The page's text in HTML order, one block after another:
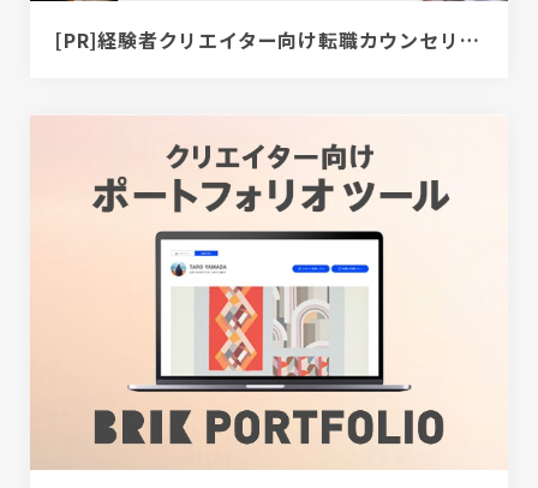
[PR]経験者クリエイター向け転職カウンセリング｜デザイナー / ディレクター / エンジニア